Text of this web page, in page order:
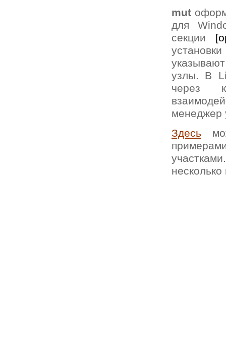
mut
для
секции
узлы. В
через
менеджер
Здесь